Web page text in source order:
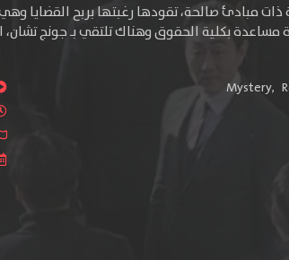
مبادئ صالحة، تقودها رغبتها بربح القضايا
مساعدة بكلية الحقوق وهناك تلتقي بـ جونج
Mystery,